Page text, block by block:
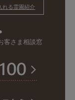
れる霊園紹介
客さま相談窓